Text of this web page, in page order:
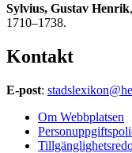
Sylvius, Gustav Henrik
1710–1738.
Kontakt
E-post:
Om Webbplatsen